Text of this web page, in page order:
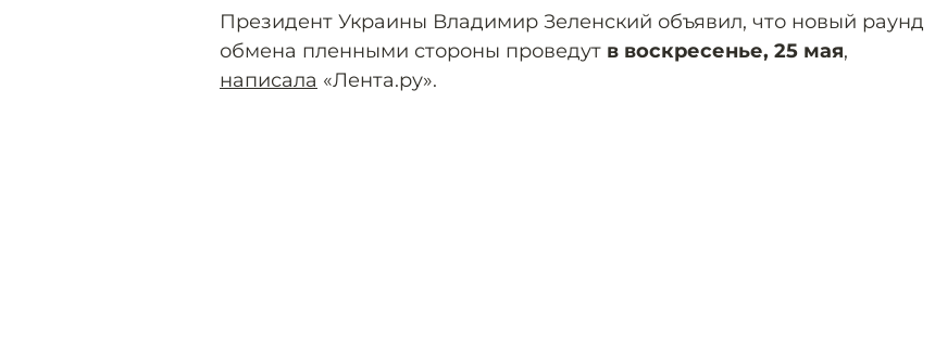
Президент Украины Владимир Зеленский объявил, что новый раунд
обмена пленными стороны проведут в воскресенье, 25 мая,
написала «Лента.ру».